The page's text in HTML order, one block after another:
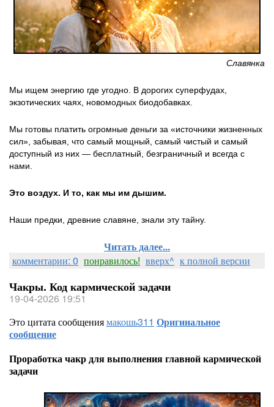
Славянка
Мы ищем энергию где угодно. В дорогих суперфудах,
экзотических чаях, новомодных биодобавках.
Мы готовы платить огромные деньги за «источники жизненных
сил», забывая, что самый мощный, самый чистый и самый
доступный из них — бесплатный, безграничный и всегда с
нами.
Это воздух. И то, как мы им дышим.
Наши предки, древние славяне, знали эту тайну.
Читать далее...
комментарии: 0 понравилось! вверх^ к полной версии
Чакры. Код кармической задачи
19-04-2026 19:51
Это цитата сообщениямакошь311 Оригинальное
сообщение
Проработка чакр для выполнения главной кармической
задачи